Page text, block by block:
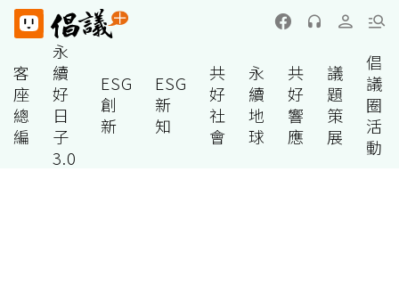
客
座
總
編
永
續
好
日
子
3.0
ESG
創
新
ESG
新
知
共
好
社
會
永
續
地
球
共
好
響
應
議
題
策
展
倡
議
圈
活
動